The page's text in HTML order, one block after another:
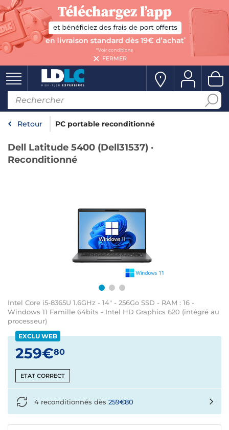
FERMER
Retour PC portable reconditionné
Dell Latitude 5400 (Dell31537) ·
Reconditionné
Intel Core i5-8365U 1.6GHz - 14" - 256Go SSD - RAM : 16 -
Windows 11 Famille 64bits - Intel HD Graphics 620 (intégré au
processeur)
EXCLU WEB
259€80
ETAT CORRECT
4 reconditionnés dès 259€80